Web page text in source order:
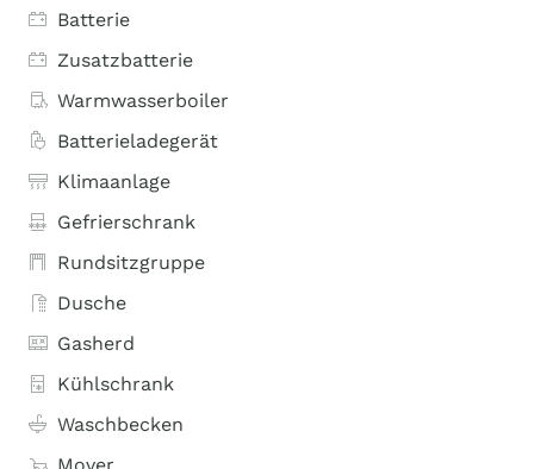
Batterie
Zusatzbatterie
Warmwasserboiler
Batterieladegerät
Klimaanlage
Gefrierschrank
Rundsitzgruppe
Dusche
Gasherd
Kühlschrank
Waschbecken